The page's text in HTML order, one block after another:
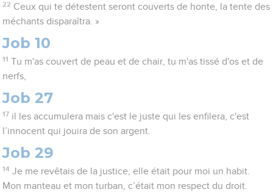
22 Ceux qui te détestent seront couverts de honte, la tente des
méchants disparaîtra. »
Job 10
11 Tu m'as couvert de peau et de chair, tu m'as tissé d'os et de
nerfs,
Job 27
17 il les accumulera mais c'est le juste qui les enfilera, c'est
l’innocent qui jouira de son argent.
Job 29
14 Je me revêtais de la justice, elle était pour moi un habit.
Mon manteau et mon turban, c’était mon respect du droit.